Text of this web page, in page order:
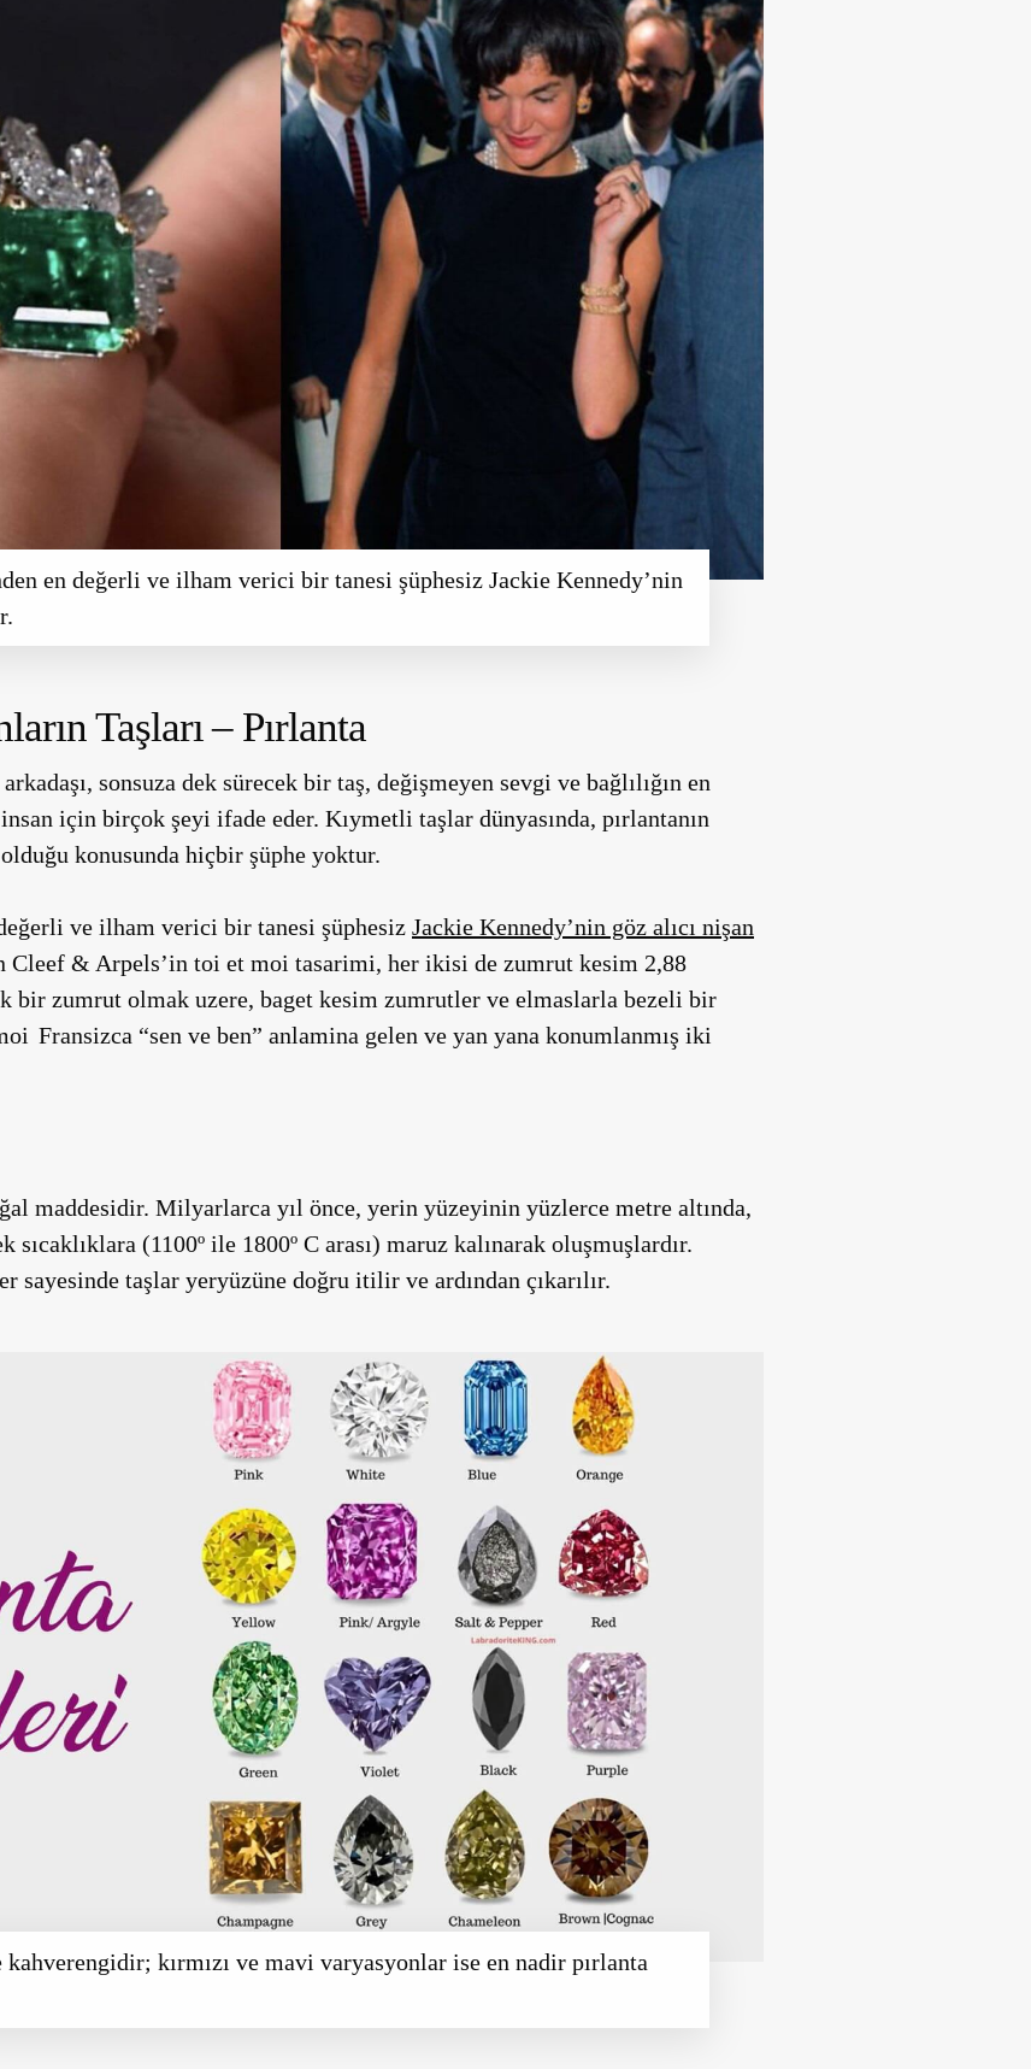
en değerli ve ilham verici bir tanesi şüphesiz Jackie Kennedy’nin
Taşları – Pırlanta
sonsuza dek sürecek bir taş, değişmeyen sevgi ve bağlılığın en
için birçok şeyi ifade eder. Kıymetli taşlar dünyasında, pırlantanın
konusunda hiçbir şüphe yoktur.
ve ilham verici bir tanesi şüphesiz Jackie Kennedy’nin göz alıcı nişan
Cleef & Arpels’in toi et moi tasarimi, her ikisi de zumrut kesim 2,88
bir zumrut olmak uzere, baget kesim zumrutler ve elmaslarla bezeli bir
Fransizca “sen ve ben” anlamina gelen ve yan yana konumlanmış iki
maddesidir. Milyarlarca yıl önce, yerin yüzeyinin yüzlerce metre altında,
sıcaklıklara (1100º ile 1800º C arası) maruz kalınarak oluşmuşlardır.
taşlar yeryüzüne doğru itilir ve ardından çıkarılır.
kahverengidir; kırmızı ve mavi varyasyonlar ise en nadir pırlanta